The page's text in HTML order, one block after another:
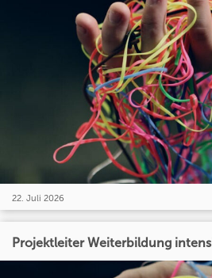
22. Juli 2026
Projektleiter Weiterbildung